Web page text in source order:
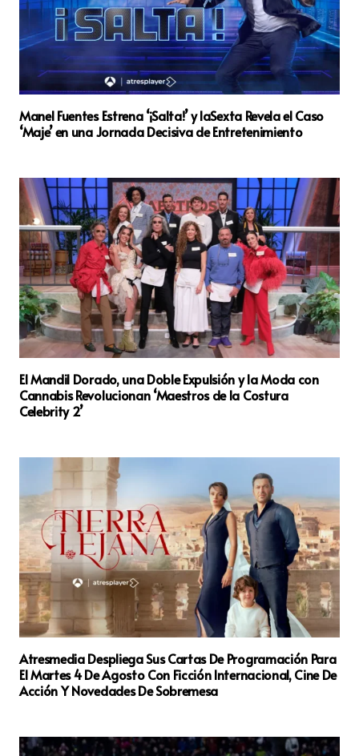
Manel Fuentes Estrena ‘¡Salta!’ y laSexta Revela el Caso
‘Maje’ en una Jornada Decisiva de Entretenimiento
El Mandil Dorado, una Doble Expulsión y la Moda con
Cannabis Revolucionan ‘Maestros de la Costura
Celebrity 2’
Atresmedia Despliega Sus Cartas De Programación Para
El Martes 4 De Agosto Con Ficción Internacional, Cine De
Acción Y Novedades De Sobremesa